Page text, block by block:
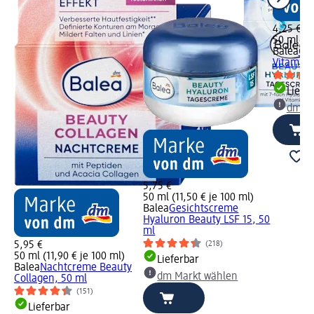
5,95 €
50 ml (11,90 € je 100 ml)
BaleaNachtcreme Beauty
Collagen, 50 ml
(151)
Lieferbar
5,75 €
50 ml (11,50 € je 100 ml)
BaleaGesichtscreme
Hyaluron Beauty LSF 15, 50
ml
(218)
Lieferbar
dm Markt wählen
4,25 €
50 ml
Balea
Vitamin
dm